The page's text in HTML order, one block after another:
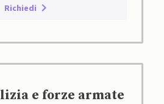
Richiedi
e forze armate